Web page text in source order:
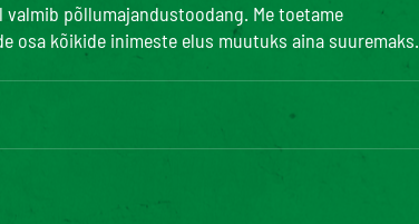
põllumajandustoodang. Me toetame
osa kõikide inimeste elus muutuks aina suuremaks.